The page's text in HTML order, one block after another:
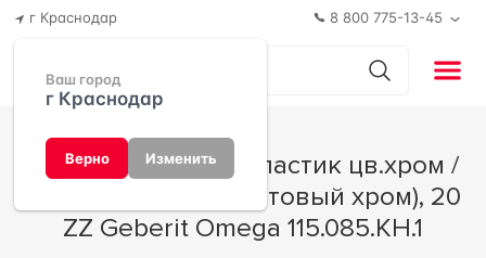
г Краснодар
Ваш город
г Краснодар
Верно Изменить
8 800 775-13-45
обод на кнопках матовый хром), 20
ZZ Geberit Omega 115.085.KH.1